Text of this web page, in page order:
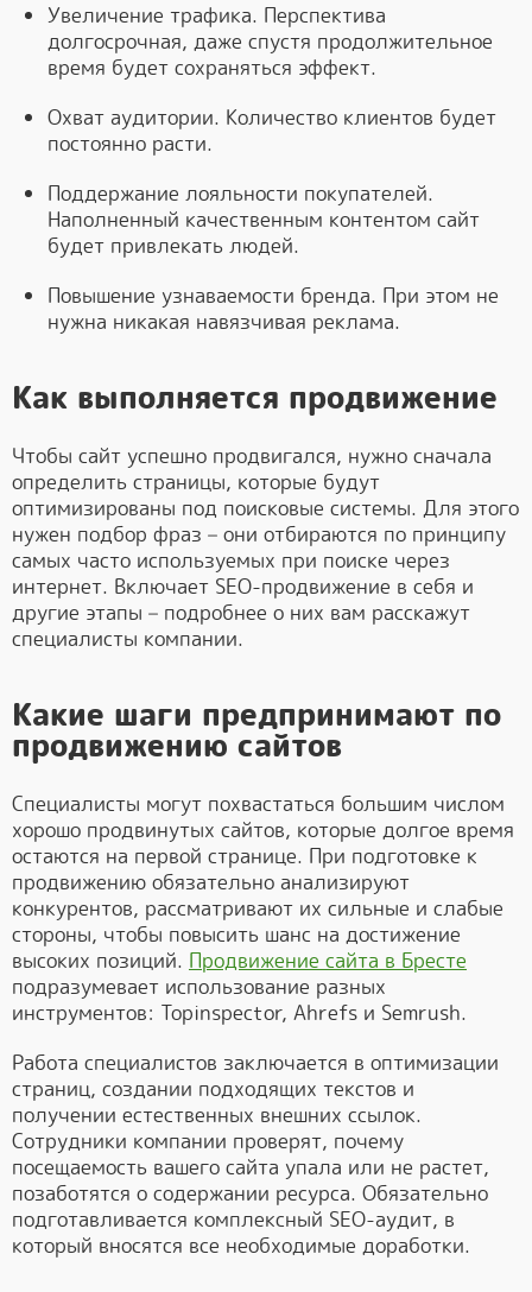
Увеличение трафика. Перспектива
долгосрочная, даже спустя продолжительное
время будет сохраняться эффект.
Охват аудитории. Количество клиентов будет
постоянно расти.
Поддержание лояльности покупателей.
Наполненный качественным контентом сайт
будет привлекать людей.
Повышение узнаваемости бренда. При этом не
нужна никакая навязчивая реклама.
Как выполняется продвижение
Чтобы сайт успешно продвигался, нужно сначала
определить страницы, которые будут
оптимизированы под поисковые системы. Для этого
нужен подбор фраз – они отбираются по принципу
самых часто используемых при поиске через
интернет. Включает SEO-продвижение в себя и
другие этапы – подробнее о них вам расскажут
специалисты компании.
Какие шаги предпринимают по
продвижению сайтов
Специалисты могут похвастаться большим числом
хорошо продвинутых сайтов, которые долгое время
остаются на первой странице. При подготовке к
продвижению обязательно анализируют
конкурентов, рассматривают их сильные и слабые
стороны, чтобы повысить шанс на достижение
высоких позиций. Продвижение сайта в Бресте
подразумевает использование разных
инструментов: Topinspector, Ahrefs и Semrush.
Работа специалистов заключается в оптимизации
страниц, создании подходящих текстов и
получении естественных внешних ссылок.
Сотрудники компании проверят, почему
посещаемость вашего сайта упала или не растет,
позаботятся о содержании ресурса. Обязательно
подготавливается комплексный SEO-аудит, в
который вносятся все необходимые доработки.